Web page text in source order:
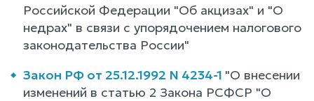
Российской Федерации "Об акцизах" и "О
недрах" в связи с упорядочением налогового
законодательства России"
Закон РФ от 25.12.1992 N 4234-1 "О внесении
изменений в статью 2 Закона РСФСР "О